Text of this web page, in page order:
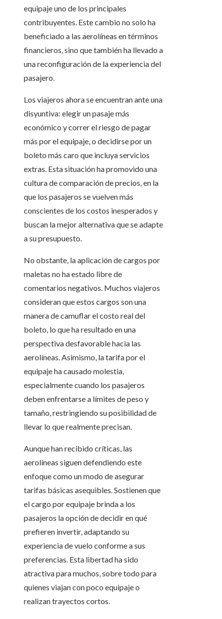
equipaje uno de los principales
contribuyentes. Este cambio no solo ha
beneficiado a las aerolíneas en términos
financieros, sino que también ha llevado a
una reconfiguración de la experiencia del
pasajero.
Los viajeros ahora se encuentran ante una
disyuntiva: elegir un pasaje más
económico y correr el riesgo de pagar
más por el equipaje, o decidirse por un
boleto más caro que incluya servicios
extras. Esta situación ha promovido una
cultura de comparación de precios, en la
que los pasajeros se vuelven más
conscientes de los costos inesperados y
buscan la mejor alternativa que se adapte
a su presupuesto.
No obstante, la aplicación de cargos por
maletas no ha estado libre de
comentarios negativos. Muchos viajeros
consideran que estos cargos son una
manera de camuflar el costo real del
boleto, lo que ha resultado en una
perspectiva desfavorable hacia las
aerolíneas. Asimismo, la tarifa por el
equipaje ha causado molestia,
especialmente cuando los pasajeros
deben enfrentarse a límites de peso y
tamaño, restringiendo su posibilidad de
llevar lo que realmente precisan.
Aunque han recibido críticas, las
aerolíneas siguen defendiendo este
enfoque como un modo de asegurar
tarifas básicas asequibles. Sostienen que
el cargo por equipaje brinda a los
pasajeros la opción de decidir en qué
prefieren invertir, adaptando su
experiencia de vuelo conforme a sus
preferencias. Esta libertad ha sido
atractiva para muchos, sobre todo para
quienes viajan con poco equipaje o
realizan trayectos cortos.